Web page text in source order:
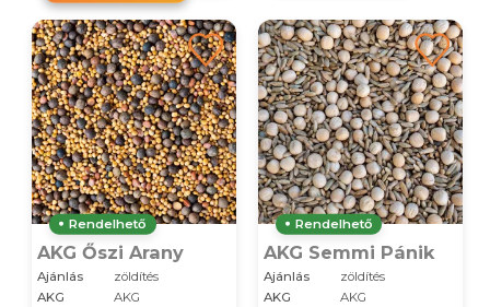
Rendelhető
AKG Őszi Arany
Ajánlás
zöldítés
AKG
AKG
Rendelhető
AKG Semmi Pánik
Ajánlás
zöldítés
AKG
AKG